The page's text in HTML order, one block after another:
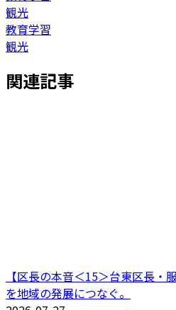
観光
教育学習
観光
関連記事
【区長の本音＜15＞台東区長・
を地域の発展につなぐ。